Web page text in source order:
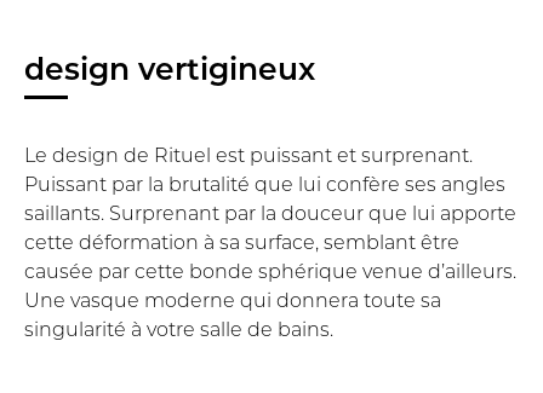
design vertigineux
Le design de Rituel est puissant et surprenant.
Puissant par la brutalité que lui confère ses angles
saillants. Surprenant par la douceur que lui apporte
cette déformation à sa surface, semblant être
causée par cette bonde sphérique venue d’ailleurs.
Une vasque moderne qui donnera toute sa
singularité à votre salle de bains.